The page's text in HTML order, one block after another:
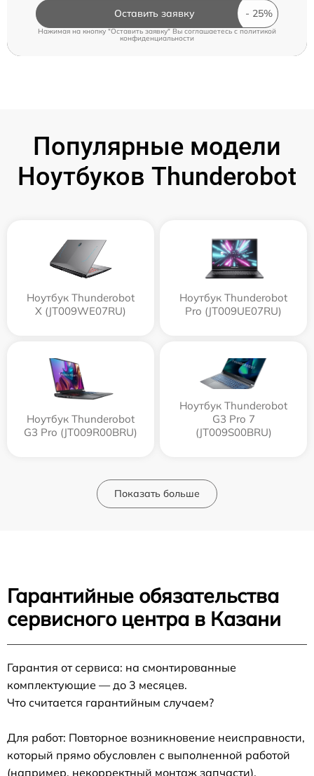
Оставить заявку
Нажимая на кнопку "Оставить заявку" Вы соглашаетесь cполитикой
конфиденциальности
Популярные модели
Ноутбуков Thunderobot
Ноутбук Thunderobot
X (JT009WE07RU)
Ноутбук Thunderobot
Pro (JT009UE07RU)
Ноутбук Thunderobot
G3 Pro (JT009R00BRU)
Ноутбук Thunderobot
G3 Pro 7
(JT009S00BRU)
Показать больше
Гарантийные обязательства
сервисного центра в Казани
Гарантия от сервиса: на смонтированные
комплектующие — до 3 месяцев.
Что считается гарантийным случаем?
Для работ: Повторное возникновение неисправности,
который прямо обусловлен с выполненной работой
(например, некорректный монтаж запчасти).